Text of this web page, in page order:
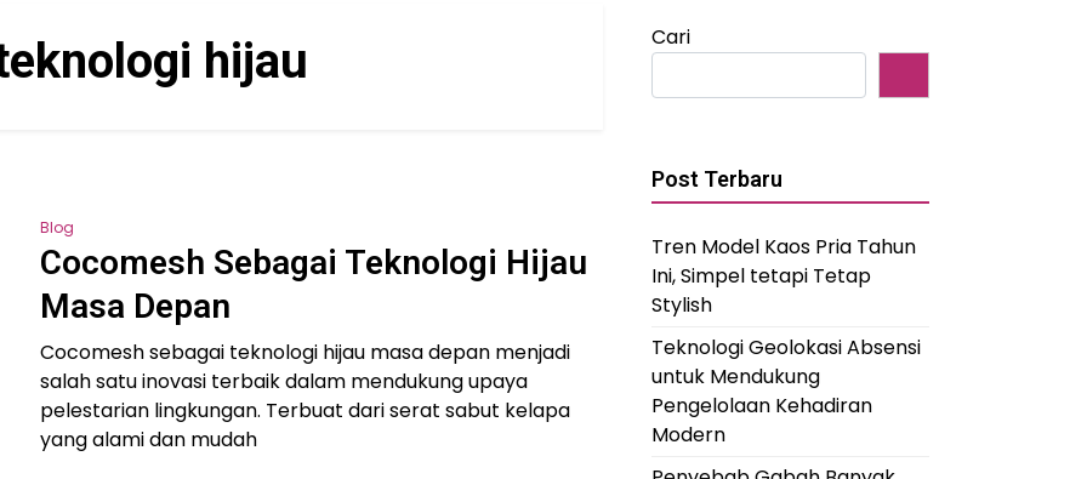
hijau
Blog
Cocomesh Sebagai Teknologi Hijau
Masa Depan
Cocomesh sebagai teknologi hijau masa depan menjadi
salah satu inovasi terbaik dalam mendukung upaya
pelestarian lingkungan. Terbuat dari serat sabut kelapa
yang alami dan mudah
Cari
Post Terbaru
Tren Model Kaos Pria Tahun
Ini, Simpel tetapi Tetap
Stylish
Teknologi Geolokasi Absensi
untuk Mendukung
Pengelolaan Kehadiran
Modern